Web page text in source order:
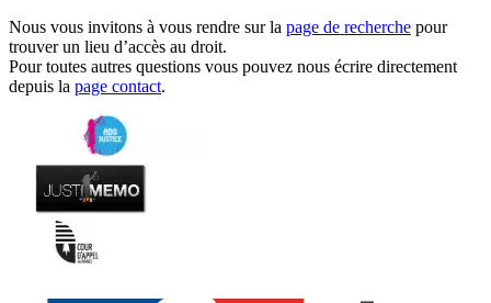
Nous vous invitons à vous rendre sur la page de recherche pour
trouver un lieu d’accès au droit.
Pour toutes autres questions vous pouvez nous écrire directement
depuis la page contact.